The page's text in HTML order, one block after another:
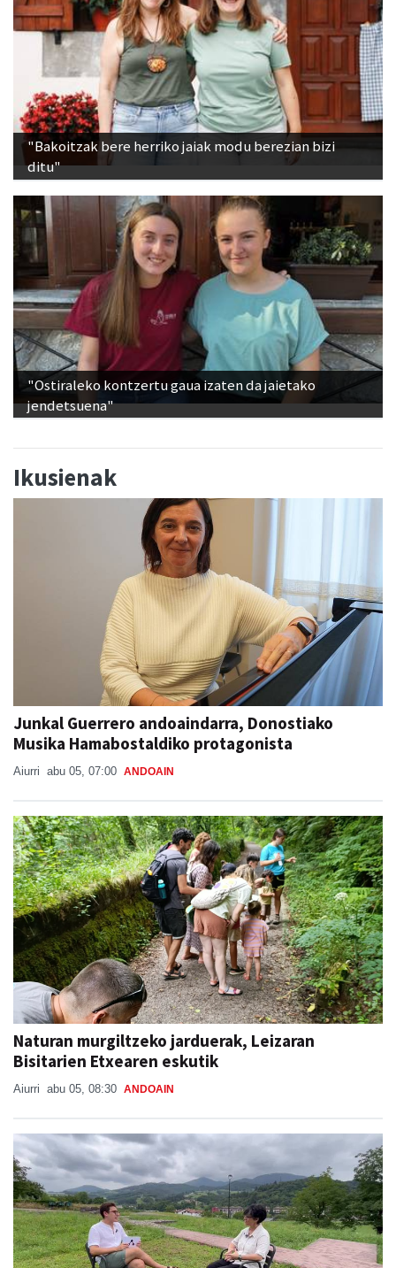
"Bakoitzak bere herriko jaiak modu berezian bizi
ditu"
"Ostiraleko kontzertu gaua izaten da jaietako
jendetsuena"
Ikusienak
Junkal Guerrero andoaindarra, Donostiako
Musika Hamabostaldiko protagonista
Aiurri abu 05, 07:00 ANDOAIN
Naturan murgiltzeko jarduerak, Leizaran
Bisitarien Etxearen eskutik
Aiurri abu 05, 08:30 ANDOAIN